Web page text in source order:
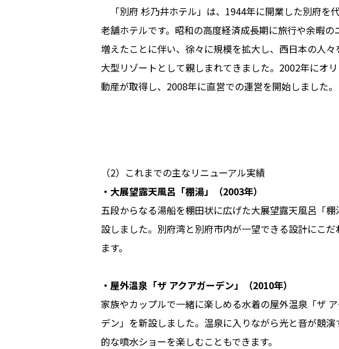
「別府 杉乃井ホテル」は、1944年に開業した別府を
老舗ホテルです。昭和の高度経済成長期に旅行や余暇の
増えたことに伴い、徐々に規模を拡大し、西日本の人々
大型リゾートとして親しまれてきました。2002年にオ
動産が取得し、2008年に直営での運営を開始しました。
（2）これまでの主なリニューアル実績
・大展望露天風呂「棚湯」（2003年）
五段からなる湯船を棚田状に広げた大展望露天風呂「棚
設しました。別府湾と別府市内が一望できる設計にこだ
ます。
・屋外温泉「ザ アクアガーデン」（2010年）
家族やカップルで一緒に楽しめる水着の屋外温泉「ザ
デン」を新設しました。温泉に入りながら光と音が競演
的な噴水ショーを楽しむこともできます。